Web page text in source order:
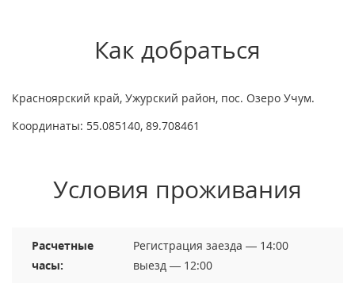
Как добраться
Красноярский край, Ужурский район, пос. Озеро Учум.
Координаты: 55.085140, 89.708461
Условия проживания
Расчетные
часы:
Регистрация заезда — 14:00
выезд — 12:00